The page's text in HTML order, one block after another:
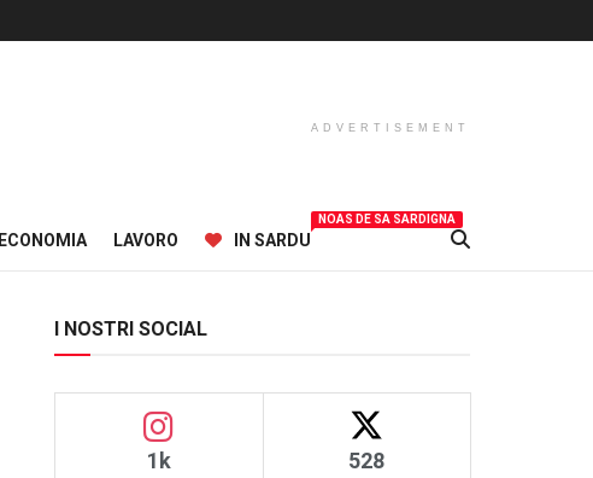
ADVERTISEMENT
ECONOMIA LAVORO IN SARDU
NOAS DE SA SARDIGNA
I NOSTRI SOCIAL
1k 528